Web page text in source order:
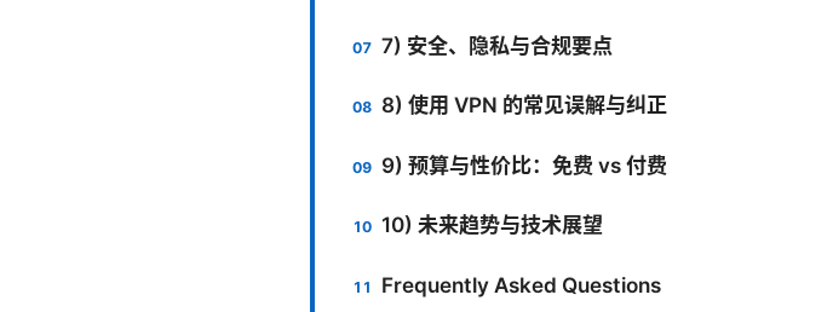
7) 安全、隐私与合规要点
8) 使用 VPN 的常见误解与纠正
9) 预算与性价比：免费 vs 付费
10) 未来趋势与技术展望
Frequently Asked Questions